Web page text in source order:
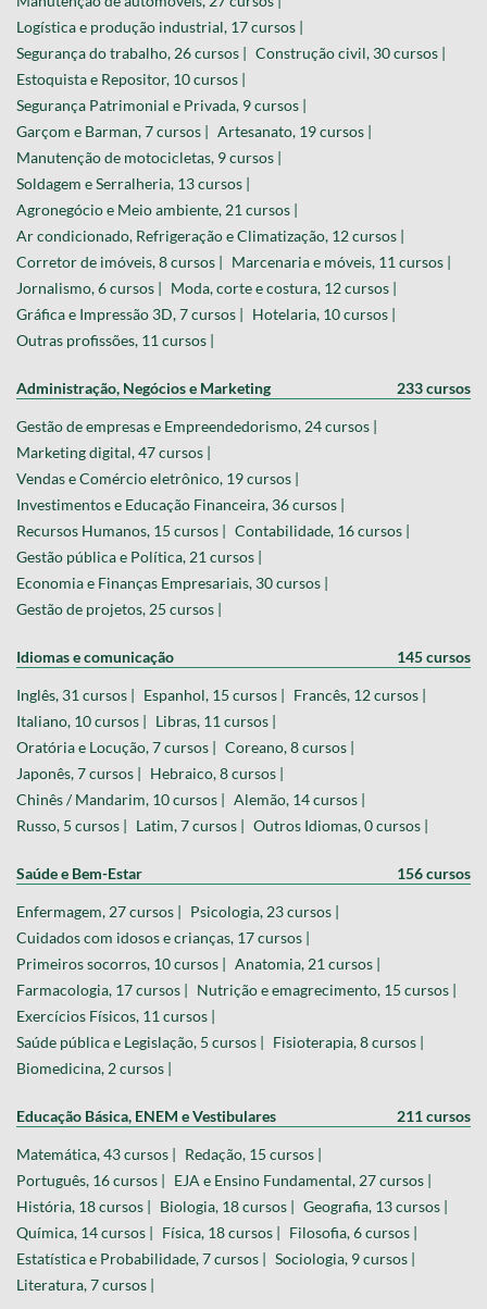
Logística e produção industrial, 17 cursos |
Segurança do trabalho, 26 cursos | Construção civil, 30 cursos |
Estoquista e Repositor, 10 cursos |
Segurança Patrimonial e Privada, 9 cursos |
Garçom e Barman, 7 cursos | Artesanato, 19 cursos |
Manutenção de motocicletas, 9 cursos |
Soldagem e Serralheria, 13 cursos |
Agronegócio e Meio ambiente, 21 cursos |
Ar condicionado, Refrigeração e Climatização, 12 cursos |
Corretor de imóveis, 8 cursos | Marcenaria e móveis, 11 cursos |
Jornalismo, 6 cursos | Moda, corte e costura, 12 cursos |
Gráfica e Impressão 3D, 7 cursos | Hotelaria, 10 cursos |
Outras profissões, 11 cursos |
Administração, Negócios e Marketing 233 cursos
Gestão de empresas e Empreendedorismo, 24 cursos |
Marketing digital, 47 cursos |
Vendas e Comércio eletrônico, 19 cursos |
Investimentos e Educação Financeira, 36 cursos |
Recursos Humanos, 15 cursos | Contabilidade, 16 cursos |
Gestão pública e Política, 21 cursos |
Economia e Finanças Empresariais, 30 cursos |
Gestão de projetos, 25 cursos |
Idiomas e comunicação 145 cursos
Inglês, 31 cursos | Espanhol, 15 cursos | Francês, 12 cursos |
Italiano, 10 cursos | Libras, 11 cursos |
Oratória e Locução, 7 cursos | Coreano, 8 cursos |
Japonês, 7 cursos | Hebraico, 8 cursos |
Chinês / Mandarim, 10 cursos | Alemão, 14 cursos |
Russo, 5 cursos | Latim, 7 cursos | Outros Idiomas, 0 cursos |
Saúde e Bem-Estar 156 cursos
Enfermagem, 27 cursos | Psicologia, 23 cursos |
Cuidados com idosos e crianças, 17 cursos |
Primeiros socorros, 10 cursos | Anatomia, 21 cursos |
Farmacologia, 17 cursos | Nutrição e emagrecimento, 15 cursos |
Exercícios Físicos, 11 cursos |
Saúde pública e Legislação, 5 cursos | Fisioterapia, 8 cursos |
Biomedicina, 2 cursos |
Educação Básica, ENEM e Vestibulares 211 cursos
Matemática, 43 cursos | Redação, 15 cursos |
Português, 16 cursos | EJA e Ensino Fundamental, 27 cursos |
História, 18 cursos | Biologia, 18 cursos | Geografia, 13 cursos |
Química, 14 cursos | Física, 18 cursos | Filosofia, 6 cursos |
Estatística e Probabilidade, 7 cursos | Sociologia, 9 cursos |
Literatura, 7 cursos |